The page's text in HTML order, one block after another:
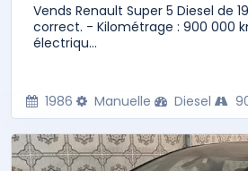
Vends Renault Super 5 Diesel de
correct. - Kilométrage : 900 000
électriqu...
1986 Manuelle Diesel